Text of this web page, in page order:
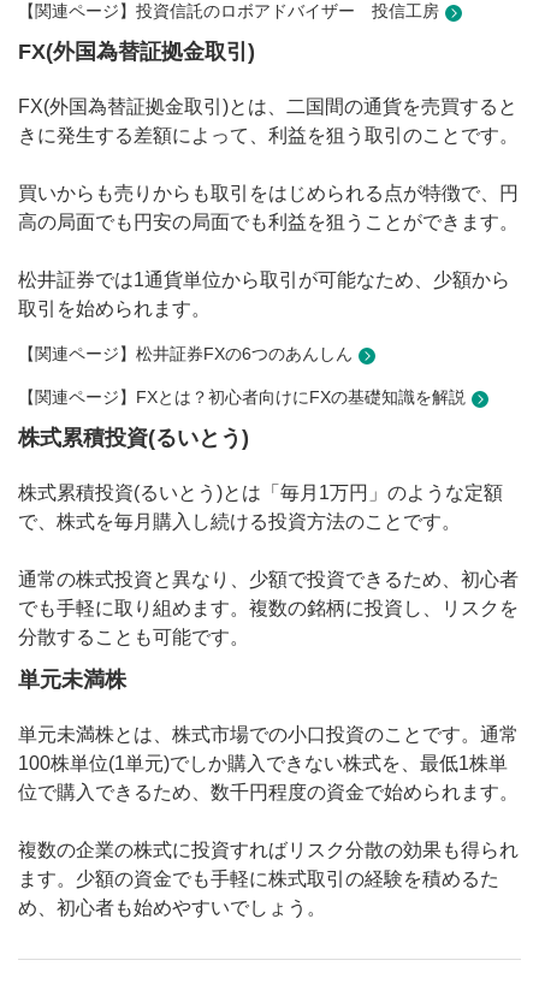
【関連ページ】投資信託のロボアドバイザー 投信工房
FX(外国為替証拠金取引)
FX(外国為替証拠金取引)とは、二国間の通貨を売買すると
きに発生する差額によって、利益を狙う取引のことです。
買いからも売りからも取引をはじめられる点が特徴で、円
高の局面でも円安の局面でも利益を狙うことができます。
松井証券では1通貨単位から取引が可能なため、少額から
取引を始められます。
【関連ページ】松井証券FXの6つのあんしん
【関連ページ】FXとは？初心者向けにFXの基礎知識を解説
株式累積投資(るいとう)
株式累積投資(るいとう)とは「毎月1万円」のような定額
で、株式を毎月購入し続ける投資方法のことです。
通常の株式投資と異なり、少額で投資できるため、初心者
でも手軽に取り組めます。複数の銘柄に投資し、リスクを
分散することも可能です。
単元未満株
単元未満株とは、株式市場での小口投資のことです。通常
100株単位(1単元)でしか購入できない株式を、最低1株単
位で購入できるため、数千円程度の資金で始められます。
複数の企業の株式に投資すればリスク分散の効果も得られ
ます。少額の資金でも手軽に株式取引の経験を積めるた
め、初心者も始めやすいでしょう。